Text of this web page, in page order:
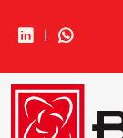
• IDEM